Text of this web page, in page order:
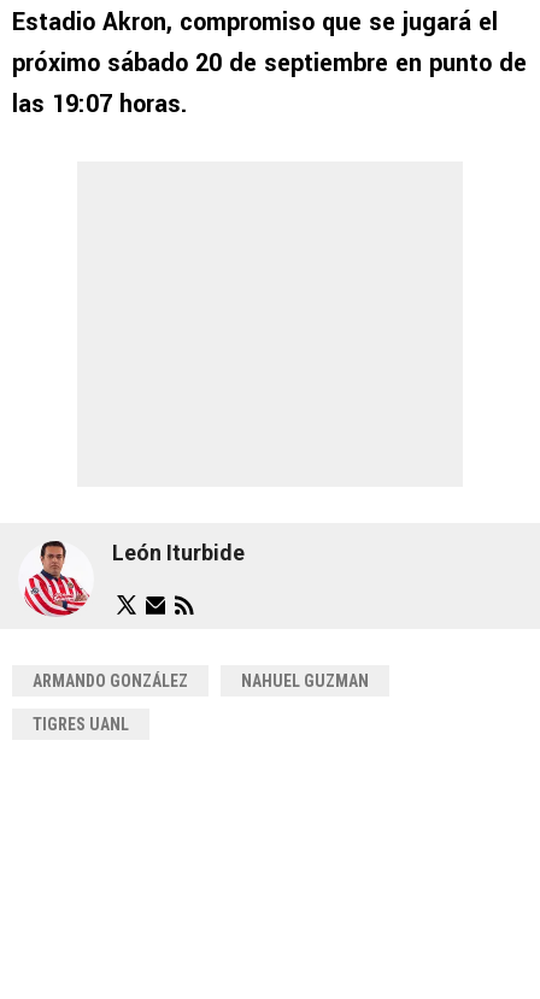
Estadio Akron, compromiso que se jugará el
próximo sábado 20 de septiembre en punto de
las 19:07 horas.
León Iturbide
ARMANDO GONZÁLEZ NAHUEL GUZMAN
TIGRES UANL